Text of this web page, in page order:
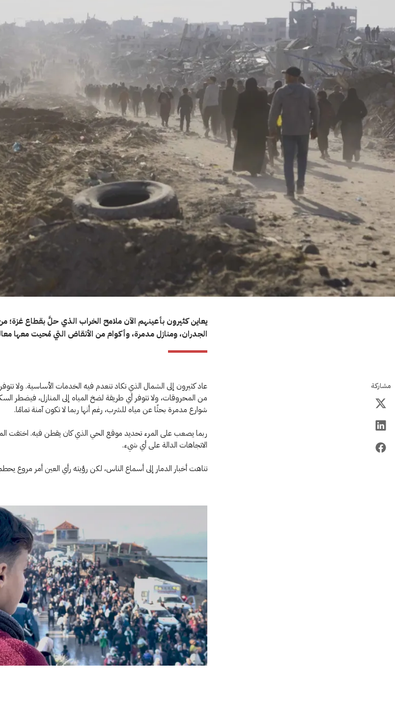
يعاين كثيرون بأعينهم الآن ملامح الخراب الذي حلَّ بقطاع
الجدران، ومنازل مدمرة، وأكوام من الأنقاض التي مُحيت معها
مشاركة
عاد كثيرون إلى الشمال الذي تكاد تنعدم فيه الخدمات الأساسية. ولا
من المحروقات، ولا تتوفر أي طريقة لضخ المياه إلى المنازل، فيضطر
شوارع مدمرة بحثًا عن مياه للشرب، رغم أنها ربما لا تكون آمنة تمامًا.
ربما يصعب على المرء تحديد موقع الحي الذي كان يقطن فيه. اختفت
الاتجاهات الدالة على أي شيء.
تناهت أخبار الدمار إلى أسماع الناس، لكن رؤيته رأي العين أمر مروع